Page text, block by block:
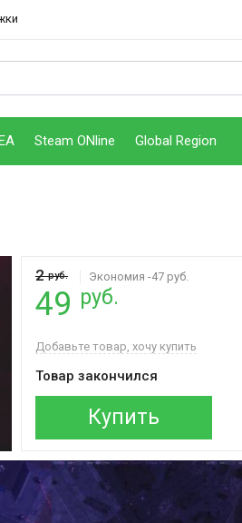
EA Steam ONline Global Region
2руб. Экономия -47 руб.
49 руб.
Добавьте товар, хочу купить
Товар закончился
Купить